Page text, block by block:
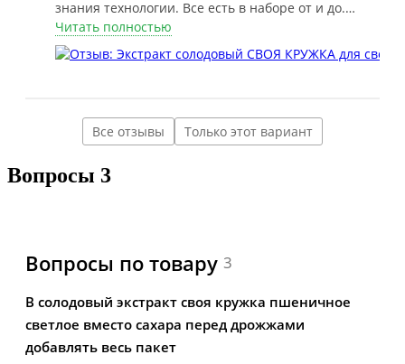
знания технологии. Все есть в наборе от и до.
Просто следуйте инструкции и получится пиво
уровня дорогого паба
Читать полностью
Все отзывы Только этот вариант
Вопросы 3
Вопросы по товару 3
В солодовый экстракт своя кружка пшеничное
светлое вместо сахара перед дрожжами
добавлять весь пакет